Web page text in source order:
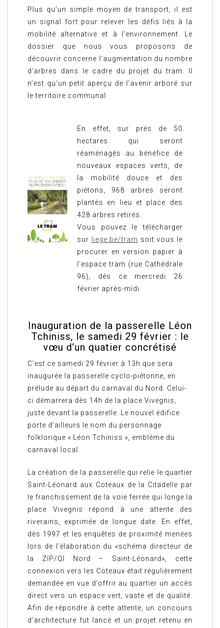
Plus qu’un simple moyen de transport, il est
un signal fort pour relever les défis liés à la
mobilité alternative et à l’environnement. Le
dossier que nous vous proposons de
découvrir concerne l’augmentation du nombre
d’arbres dans le cadre du projet du tram. Il
n’est qu’un petit aperçu de l’avenir arboré sur
le territoire communal.
En effet, sur près de 50
hectares qui seront
réaménagés au bénéfice de
nouveaux espaces verts, de
la mobilité douce et des
piétons, 968 arbres seront
plantés en lieu et place des
428 arbres retirés.
Vous pouvez le télécharger
sur
liege.be/tram soit vous le
procurer en version papier à
l’espace tram (rue Cathédrale
96), dès ce mercredi 26
février après-midi.
Inauguration de la passerelle Léon
Tchiniss, le samedi 29 février : le
vœu d’un quatier concrétisé
C’est ce samedi 29 février à 13h que sera
inaugurée la passerelle cyclo-piétonne, en
prélude au départ du carnaval du Nord. Celui-
ci démarrera dès 14h de la place Vivegnis,
juste devant la passerelle. Le nouvel édifice
porte d’ailleurs le nom du personnage
folklorique « Léon Tchiniss », emblème du
carnaval local.
La création de la passerelle qui relie le quartier
Saint-Léonard aux Coteaux de la Citadelle par
le franchissement de la voie ferrée qui longe la
place Vivegnis répond à une attente des
riverains, exprimée de longue date. En effet,
dès 1997 et les enquêtes de proximité menées
lors de l’élaboration du «schéma directeur de
la ZIP/QI Nord – Saint-Léonard», cette
connexion vers les Coteaux était régulièrement
demandée en vue d’offrir au quartier un accès
direct vers un espace vert, vaste et de qualité.
Afin de répondre à cette attente, un concours
d’architecture fut lancé et un projet retenu en